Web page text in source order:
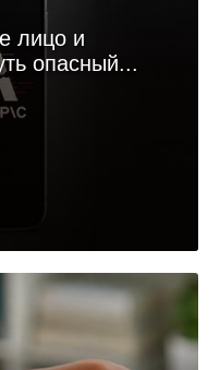
лицо и
опасный...